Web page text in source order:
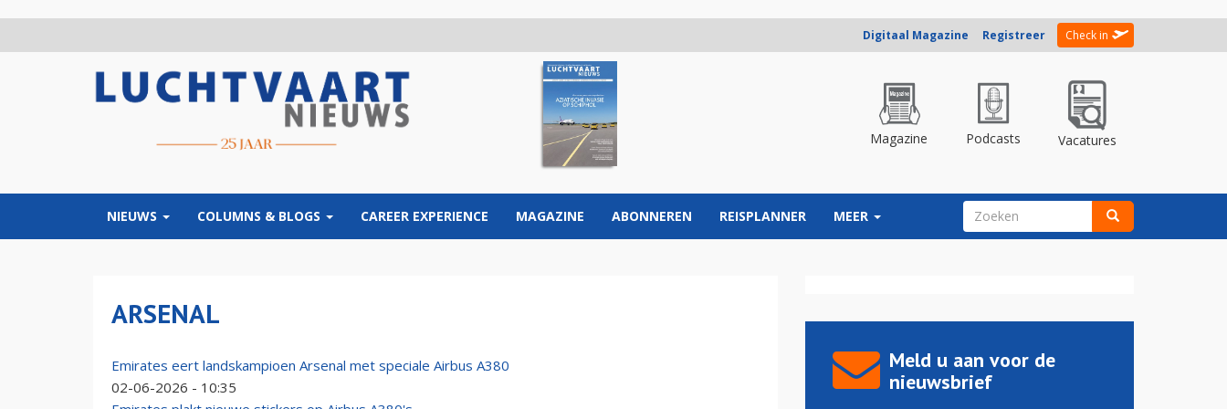
Digitaal Magazine Registreer Check in
Magazine Podcasts Vacatures
NIEUWS COLUMNS & BLOGS CAREER EXPERIENCE MAGAZINE ABONNEREN REISPLANNER MEER ZOEKVELD
ARSENAL
Emirates eert landskampioen Arsenal met speciale Airbus A380
02-06-2026 - 10:35
Meld u aan voor de
nieuwsbrief